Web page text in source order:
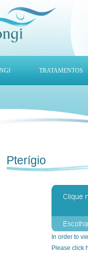
TRATAMENTOS
Pterígio
In order to
Please click